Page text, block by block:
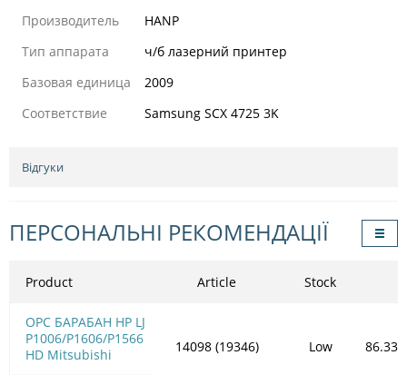
Производитель
HANP
Тип аппарата
ч/б лазерний принтер
Базовая единица
2009
Соответствие
Samsung SCX 4725 3K
Відгуки
ПЕРСОНАЛЬНІ РЕКОМЕНДАЦІЇ
Product
OPC БАРАБАН HP LJ
P1006/Р1606/Р1566
HD Mitsubishi
Article Stock
14098 (19346) Low 86.33